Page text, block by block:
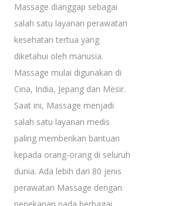
Massage dianggap sebagai
salah satu layanan perawatan
kesehatan tertua yang
diketahui oleh manusia.
Massage mulai digunakan di
Cina, India, Jepang dan Mesir.
Saat ini, Massage menjadi
salah satu layanan medis
paling memberikan bantuan
kepada orang-orang di seluruh
dunia. Ada lebih dari 80 jenis
perawatan Massage dengan